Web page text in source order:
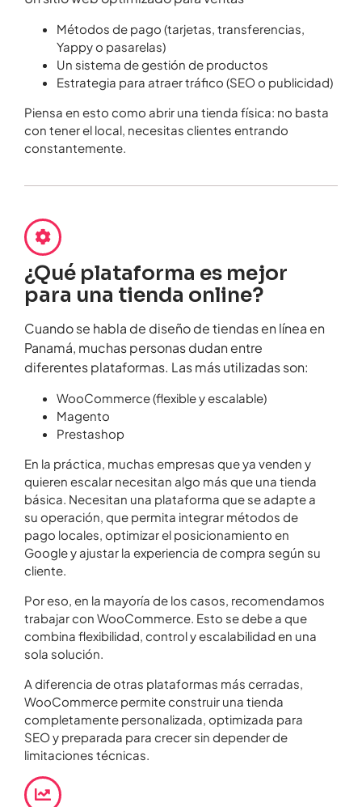
Métodos de pago (tarjetas, transferencias,
Yappy o pasarelas)
Un sistema de gestión de productos
Estrategia para atraer tráfico (SEO o publicidad)
Piensa en esto como abrir una tienda física: no basta
con tener el local, necesitas clientes entrando
constantemente.
¿Qué plataforma es mejor
para una tienda online?
Cuando se habla de diseño de tiendas en línea en
Panamá, muchas personas dudan entre
diferentes plataformas. Las más utilizadas son:
WooCommerce (flexible y escalable)
Magento
Prestashop
En la práctica, muchas empresas que ya venden y
quieren escalar necesitan algo más que una tienda
básica. Necesitan una plataforma que se adapte a
su operación, que permita integrar métodos de
pago locales, optimizar el posicionamiento en
Google y ajustar la experiencia de compra según su
cliente.
Por eso, en la mayoría de los casos, recomendamos
trabajar con WooCommerce. Esto se debe a que
combina flexibilidad, control y escalabilidad en una
sola solución.
A diferencia de otras plataformas más cerradas,
WooCommerce permite construir una tienda
completamente personalizada, optimizada para
SEO y preparada para crecer sin depender de
limitaciones técnicas.